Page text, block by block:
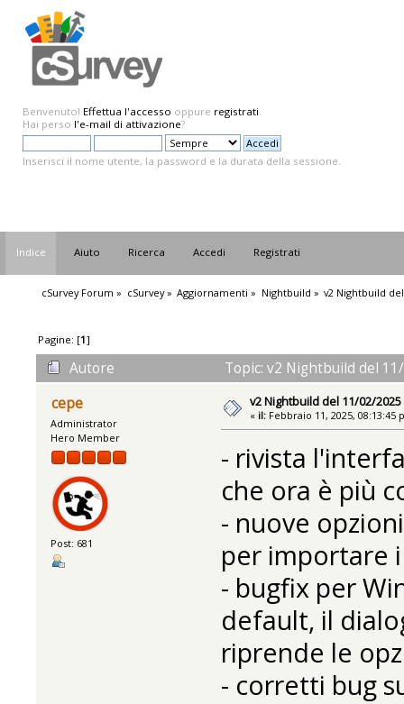
Benvenuto! Effettua l'accesso oppure registrati.
Hai perso l'e-mail di attivazione?
Inserisci il nome utente, la password e la durata della sessione.
Indice Aiuto Ricerca Accedi Registrati
cSurvey Forum » cSurvey» Aggiornamenti » Nightbuild » v2 Nightbuild
Pagine: [1]
Autore
Topic: v2 Nightbuild del
cepe
Administrator
Hero Member
Post: 681
v2 Nightbuild del 11/02/2025
« il: Febbraio 11, 2025, 08:13:45
- rivista
che ora è più
- nuove
per importare
- bugfix per
default, il
riprende le
- corretti bug